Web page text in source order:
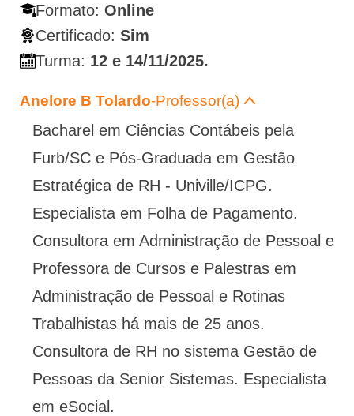
Formato: Online
Certificado: Sim
Turma: 12 e 14/11/2025.
Anelore B Tolardo-Professor(a)
Bacharel em Ciências Contábeis pela
Furb/SC e Pós-Graduada em Gestão
Estratégica de RH - Univille/ICPG.
Especialista em Folha de Pagamento.
Consultora em Administração de Pessoal e
Professora de Cursos e Palestras em
Administração de Pessoal e Rotinas
Trabalhistas há mais de 25 anos.
Consultora de RH no sistema Gestão de
Pessoas da Senior Sistemas. Especialista
em eSocial.